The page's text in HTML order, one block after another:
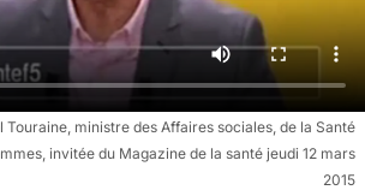
Touraine, ministre des Affaires sociales, de la Santé
invitée du Magazine de la santé jeudi 12 mars
2015